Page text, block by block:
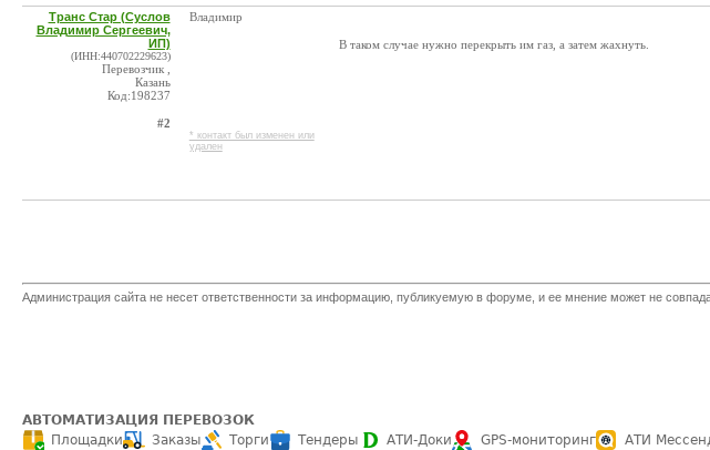
Транс Стар (Суслов
Владимир Сергеевич,
ИП)
(ИНН:440702229623)
Перевозчик ,
Казань
Код:198237
#2
Владимир
* контакт был изменен или
удален
В таком случае нужно перекрыть им газ, а затем жахнуть.
Администрация сайта не несет ответственности за информацию, публикуемую в форуме, и ее мнение может не
АВТОМАТИЗАЦИЯ ПЕРЕВОЗОК
Площадки
Заказы Торги Тендеры АТИ-Доки GPS-мониторинг АТИ